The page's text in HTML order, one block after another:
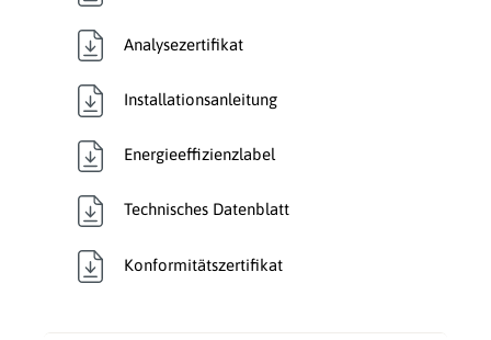
Verbrennungsluft:
Verglasung:
Verkleidungsmaterial:
Analysezertifikat
Installationsanleitung
Energieeffizienzlabel
Technisches Datenblatt
Konformitätszertifikat